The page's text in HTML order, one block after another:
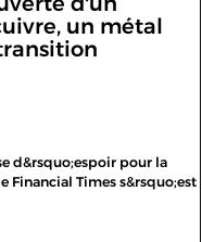
un métal
d&rsquo;espoir pour la
Financial Times s&rsquo;est